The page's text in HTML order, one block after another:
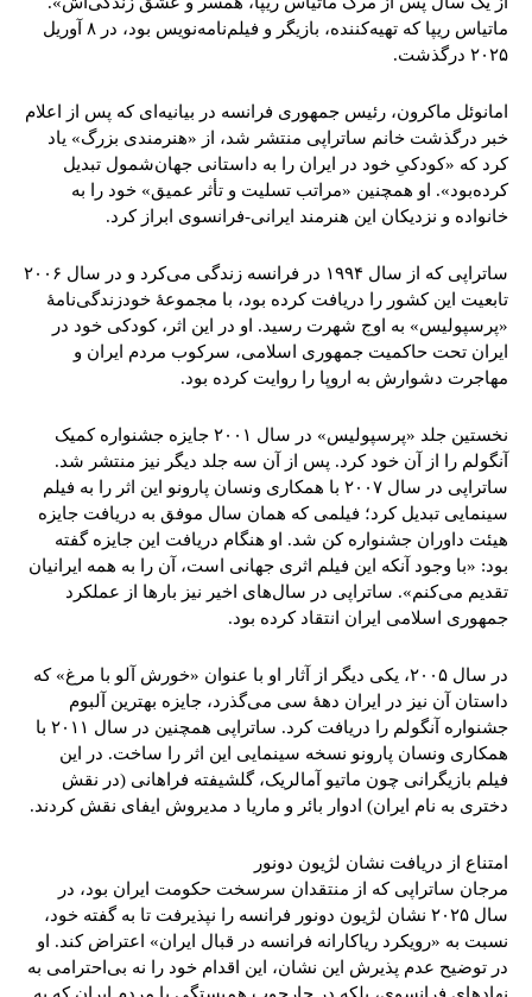
ماتیاس ریپا که تهیه‌کننده، بازیگر و فیلم‌نامه‌نویس بود، در ۸ آوریل
۲۰۲۵ درگذشت.
امانوئل ماکرون، رئیس جمهوری فرانسه در بیانیه‌ای که پس از اعلام
خبر درگذشت خانم ساتراپی منتشر شد، از «هنرمندی بزرگ» یاد
کرد که «کودکیِ خود در ایران را به داستانی جهان‌شمول تبدیل
کرده‌بود». او همچنین «مراتب تسلیت و تأثر عمیق» خود را به
خانواده و نزدیکان این هنرمند ایرانی-فرانسوی ابراز کرد.
ساتراپی که از سال ۱۹۹۴ در فرانسه زندگی می‌کرد و در سال ۲۰۰۶
تابعیت این کشور را دریافت کرده بود، با مجموعۀ خودزندگی‌نامۀ
«پرسپولیس» به اوج شهرت رسید. او در این اثر، کودکی خود در
ایران تحت حاکمیت جمهوری اسلامی، سرکوب مردم ایران و
مهاجرت دشوارش به اروپا را روایت کرده بود.
نخستین جلد «پرسپولیس» در سال ۲۰۰۱ جایزه جشنواره کمیک
آنگولم را از آن خود کرد. پس از آن سه جلد دیگر نیز منتشر شد.
ساتراپی در سال ۲۰۰۷ با همکاری ونسان پارونو این اثر را به فیلم
سینمایی تبدیل کرد؛ فیلمی که همان سال موفق به دریافت جایزه
هیئت داوران جشنواره کن شد. او هنگام دریافت این جایزه گفته
بود: «با وجود آنکه این فیلم اثری جهانی است، آن را به همه ایرانیان
تقدیم می‌کنم». ساتراپی در سال‌های اخیر نیز بارها از عملکرد
جمهوری اسلامی ایران انتقاد کرده بود.
در سال ۲۰۰۵، یکی دیگر از آثار او با عنوان «خورش آلو با مرغ» که
داستان آن نیز در ایران دهۀ سی می‌گذرد، جایزه بهترین آلبوم
جشنواره آنگولم را دریافت کرد. ساتراپی همچنین در سال ۲۰۱۱ با
همکاری ونسان پارونو نسخه سینمایی این اثر را ساخت. در این
فیلم بازیگرانی چون ماتیو آمالریک، گلشیفته فراهانی (در نقش
دختری به نام ایران) ادوار بائر و ماریا د مدیروش ایفای نقش کردند.
امتناع از دریافت نشان لژیون دونور
مرجان ساتراپی که از منتقدان سرسخت حکومت ایران بود، در
سال ۲۰۲۵ نشان لژیون دونور فرانسه را نپذیرفت تا به گفته خود،
نسبت به «رویکرد ریاکارانه فرانسه در قبال ایران» اعتراض کند. او
در توضیح عدم پذیرش این نشان، این اقدام خود را نه بی‌احترامی به